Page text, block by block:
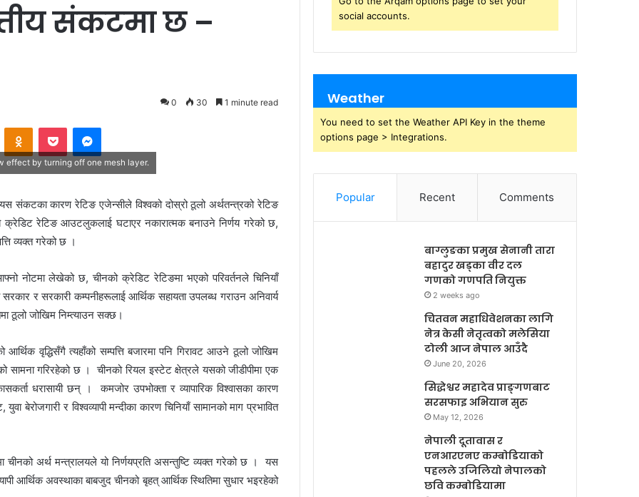
संकटमा छ –
0 30 1 minute read
effect by turning off one mesh layer.
संकटका कारण रेटिङ एजेन्सीले विश्वको दोस्रो ठूलो अर्थतन्त्रको रेटिङ
रेटिङ आउटलुकलाई घटाएर नकारात्मक बनाउने निर्णय गरेको छ,
व्यक्त गरेको छ ।
नोटमा लेखेको छ, चीनको क्रेडिट रेटिङमा भएको परिवर्तनले चिनियाँ
र सरकारी कम्पनीहरूलाई आर्थिक सहायता उपलब्ध गराउन अनिवार्य
ठूलो जोखिम निम्त्याउन सक्छ।
वृद्धिसँगै त्यहाँको सम्पत्ति बजारमा पनि गिरावट आउने ठूलो जोखिम
गरिरहेको छ । चीनको रियल इस्टेट क्षेत्रले यसको जीडीपीमा एक
धरासायी छन् । कमजोर उपभोक्ता र व्यापारिक विश्वासका कारण
र विश्वव्यापी मन्दीका कारण चिनियाँ सामानको माग प्रभावित
चीनको अर्थ मन्त्रालयले यो निर्णयप्रति असन्तुष्टि व्यक्त गरेको छ । यस
आर्थिक अवस्थाका बाबजुद चीनको बृहत् आर्थिक स्थितिमा सुधार भइरहेको
social accounts.
Weather
You need to set the Weather API Key in the theme
options page > Integrations.
Popular Recent Comments
बाग्लुङका प्रमुख सेनानी तारा
बहादुर खड्का वीर दल
गणको गणपति नियुक्त
2 weeks ago
चितवन महाधिवेशनका लागि
नेत्र केसी नेतृत्वको मलेसिया
टोली आज नेपाल आउँदै
June 20, 2026
सिद्धेश्वर महादेव प्राङ्गणबाट
सरसफाइ अभियान सुरु
May 12, 2026
नेपाली दूतावास र
एनआरएनए कम्बोडियाको
पहलले उजिलियो नेपालको
छवि कम्बोडियामा